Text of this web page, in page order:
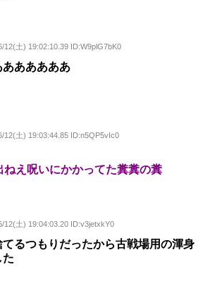
12(土) 19:02:10.39 ID:W9plG7bK0
あああああ
12(土) 19:03:44.85 ID:n5QP5vIc0
え呪いにかかってた糞糞の糞
12(土) 19:04:03.20 ID:v3jetxkY0
るつもりだったから古戦場用の渾身
た